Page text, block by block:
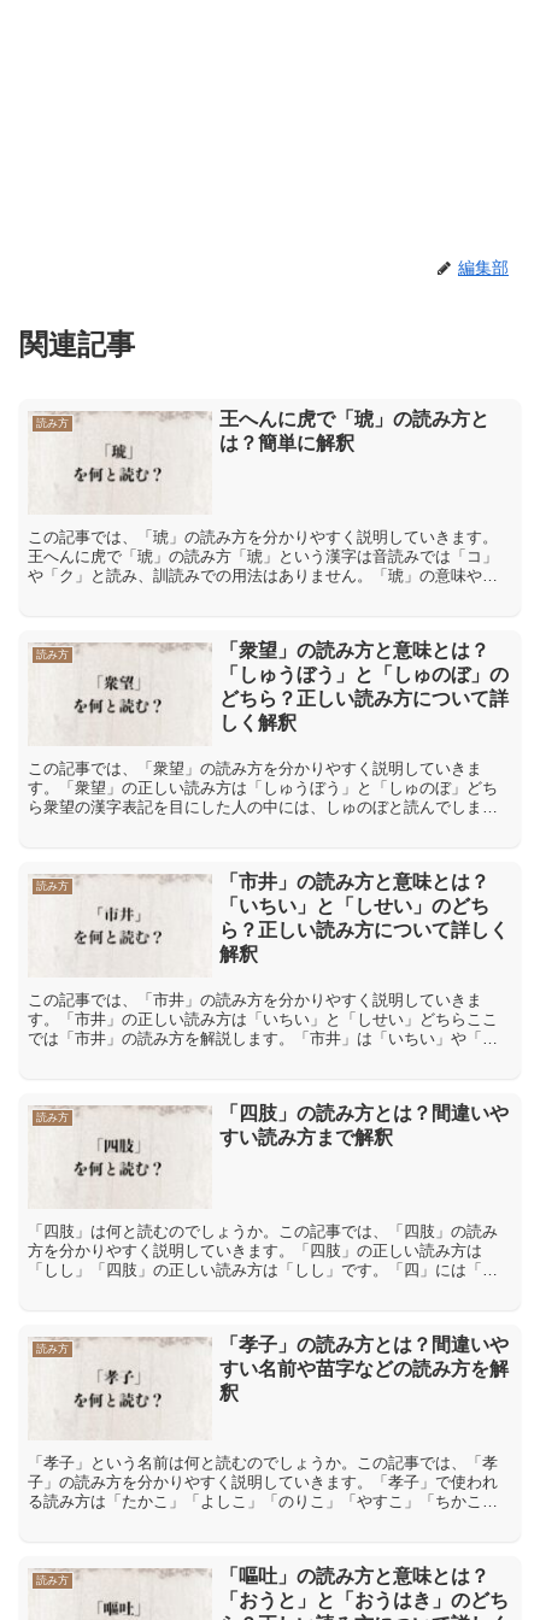
編集部
関連記事
読み方
王へんに虎で「琥」の読み方と
は？簡単に解釈
この記事では、「琥」の読み方を分かりやすく説明していきます。
王へんに虎で「琥」の読み方「琥」という漢字は音読みでは「コ」
や「ク」と読み、訓読みでの用法はありません。「琥」の意味や解
読み方
「衆望」の読み方と意味とは？
「しゅうぼう」と「しゅのぼ」の
どちら？正しい読み方について詳
しく解釈
この記事では、「衆望」の読み方を分かりやすく説明していきま
す。「衆望」の正しい読み方は「しゅうぼう」と「しゅのぼ」どち
ら衆望の漢字表記を目にした人の中には、しゅのぼと読んでしまう
読み方
「市井」の読み方と意味とは？
「いちい」と「しせい」のどち
ら？正しい読み方について詳しく
解釈
この記事では、「市井」の読み方を分かりやすく説明していきま
す。「市井」の正しい読み方は「いちい」と「しせい」どちらここ
では「市井」の読み方を解説します。「市井」は「いちい」や「し
読み方
「四肢」の読み方とは？間違いや
すい読み方まで解釈
「四肢」は何と読むのでしょうか。この記事では、「四肢」の読み
方を分かりやすく説明していきます。「四肢」の正しい読み方は
「しし」「四肢」の正しい読み方は「しし」です。「四」には「四
読み方
「孝子」の読み方とは？間違いや
すい名前や苗字などの読み方を解
釈
「孝子」という名前は何と読むのでしょうか。この記事では、「孝
子」の読み方を分かりやすく説明していきます。「孝子」で使われ
る読み方は「たかこ」「よしこ」「のりこ」「やすこ」「ちかこ」
読み方
「嘔吐」の読み方と意味とは？
「おうと」と「おうはき」のどち